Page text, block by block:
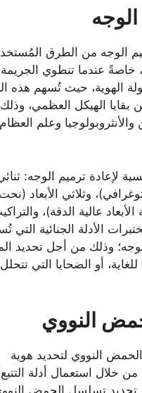
الوجه من الطرق
خاصةً عندما تنطوي
الهوية، حيث تُسهم هذه
بقايا الهيكل العظمي،
وعلم
لإعادة ترميم الوجه: ثنائي
وثلاثي الأبعاد
عالية الدقة)،
الأدلة الجنائية التي
وذلك من أجل تحديد
أو الضحايا التي تتحلل
النووي
النووي لتحديد هوية
من خلال استعمال أدلة